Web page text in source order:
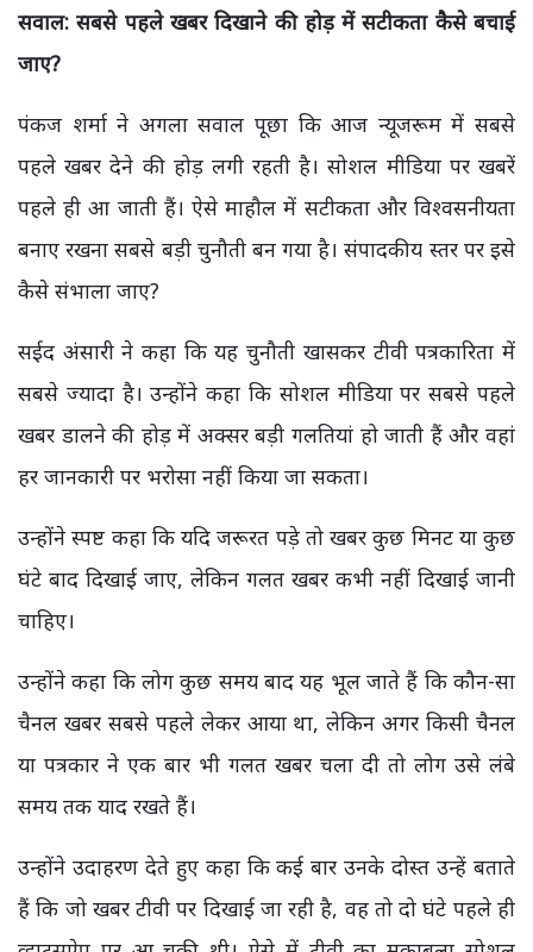
सवाल: सबसे पहले खबर दिखाने की होड़ में सटीकता कैसे बचाई
जाए?
पंकज शर्मा ने अगला सवाल पूछा कि आज न्यूजरूम में सबसे
पहले खबर देने की होड़ लगी रहती है। सोशल मीडिया पर खबरें
पहले ही आ जाती हैं। ऐसे माहौल में सटीकता और विश्वसनीयता
बनाए रखना सबसे बड़ी चुनौती बन गया है। संपादकीय स्तर पर इसे
कैसे संभाला जाए?
सईद अंसारी ने कहा कि यह चुनौती खासकर टीवी पत्रकारिता में
सबसे ज्यादा है। उन्होंने कहा कि सोशल मीडिया पर सबसे पहले
खबर डालने की होड़ में अक्सर बड़ी गलतियां हो जाती हैं और वहां
हर जानकारी पर भरोसा नहीं किया जा सकता।
उन्होंने स्पष्ट कहा कि यदि जरूरत पड़े तो खबर कुछ मिनट या कुछ
घंटे बाद दिखाई जाए, लेकिन गलत खबर कभी नहीं दिखाई जानी
चाहिए।
उन्होंने कहा कि लोग कुछ समय बाद यह भूल जाते हैं कि कौन-सा
चैनल खबर सबसे पहले लेकर आया था, लेकिन अगर किसी चैनल
या पत्रकार ने एक बार भी गलत खबर चला दी तो लोग उसे लंबे
समय तक याद रखते हैं।
उन्होंने उदाहरण देते हुए कहा कि कई बार उनके दोस्त उन्हें बताते
हैं कि जो खबर टीवी पर दिखाई जा रही है, वह तो दो घंटे पहले ही